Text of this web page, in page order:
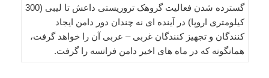
گسترده شدن فعالیت گروهک تروریستی داعش تا لیبی (300
کیلومتری اروپا) در آینده ای نه چندان دور دامن ایجاد
کنندگان و تجهیز کنندگان غربی – عربی آن را خواهد گرفت،
همانگونه که در ماه های اخیر دامن فرانسه را گرفت.